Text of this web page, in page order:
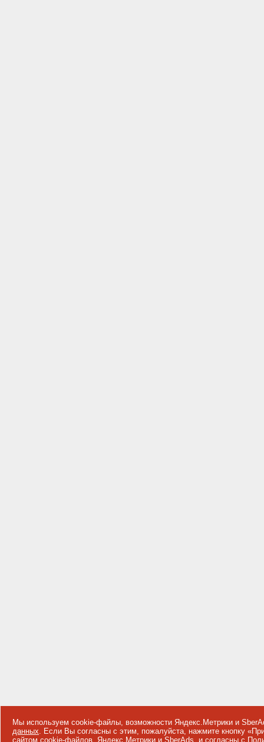
Мы используем cookie-файлы, возможности Яндекс.Метрики и
данных. Если Вы согласны с этим, пожалуйста, нажмите кнопку
сайтом cookie-файлов, Яндекс.Метрики и SberAds, и согласны с